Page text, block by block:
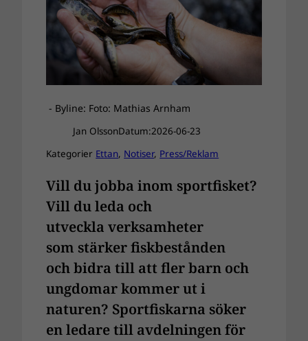
- Byline: Foto: Mathias Arnham
Jan OlssonDatum:2026-06-23
Kategorier Ettan, Notiser, Press/Reklam
Vill du jobba inom sportfisket?
Vill du leda och
utveckla verksamheter
som stärker fiskbestånden
och bidra till att fler barn och
ungdomar kommer ut i
naturen? Sportfiskarna söker
en ledare till avdelningen för